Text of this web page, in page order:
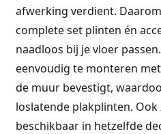
afwerking verdient.
complete set plinten én
naadloos bij je vloer
eenvoudig te monteren
de muur bevestigt,
loslatende plakplinten.
beschikbaar in hetzelfde